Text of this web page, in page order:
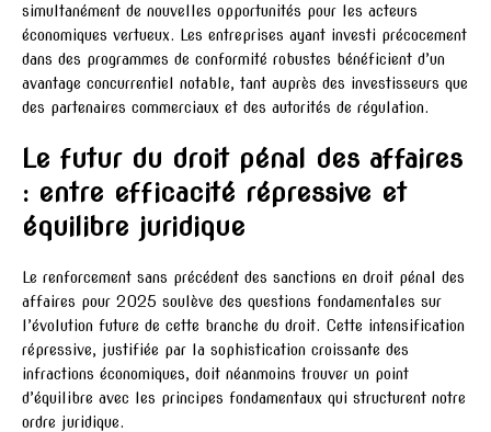
simultanément de nouvelles opportunités pour les acteurs
économiques vertueux. Les entreprises ayant investi précocement
dans des programmes de conformité robustes bénéficient d’un
avantage concurrentiel notable, tant auprès des investisseurs que
des partenaires commerciaux et des autorités de régulation.
Le futur du droit pénal des affaires
: entre efficacité répressive et
équilibre juridique
Le renforcement sans précédent des sanctions en droit pénal des
affaires pour 2025 soulève des questions fondamentales sur
l’évolution future de cette branche du droit. Cette intensification
répressive, justifiée par la sophistication croissante des
infractions économiques, doit néanmoins trouver un point
d’équilibre avec les principes fondamentaux qui structurent notre
ordre juridique.